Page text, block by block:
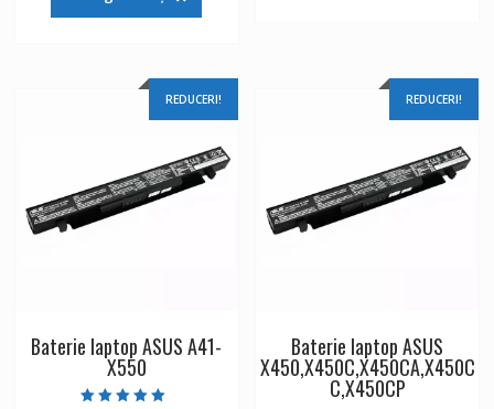
fost:
148 lei.
REDUCERI!
Baterie laptop ASUS A41-
X550
REDUCERI!
Baterie laptop ASUS
X450,X450C,X450CA,X450C
C,X450CP